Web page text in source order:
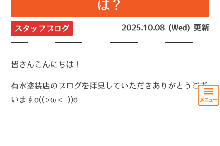
は？
スタッフブログ 2025.10.08 (Wed) 更新
皆さんこんにちは！
有水塗装店のブログを拝見していただきありがとうござ
いますo((>ω< ))o